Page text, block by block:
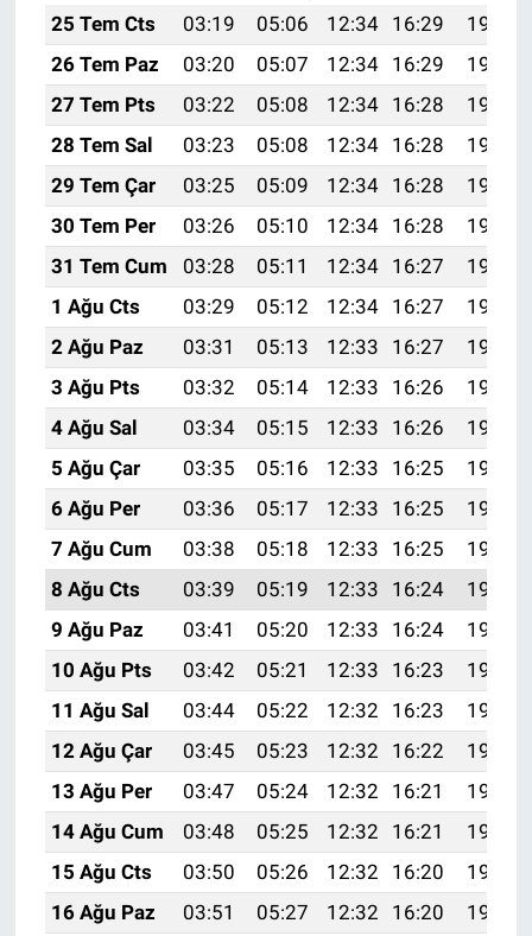
25 Tem Cts
03:19 05:06 12:34 16:29
19:52
26 Tem Paz
03:20 05:07 12:34 16:29
19:51
27 Tem Pts
03:22 05:08 12:34 16:28
19:50
28 Tem Sal
03:23 05:08 12:34 16:28
19:49
29 Tem Çar
03:25 05:09 12:34 16:28
19:48
30 Tem Per
03:26 05:10 12:34 16:28
19:47
31 Tem Cum
03:28 05:11 12:34 16:27
19:46
1 Ağu Cts
03:29 05:12 12:34 16:27
19:45
2 Ağu Paz
03:31 05:13 12:33 16:27
19:44
3 Ağu Pts
03:32 05:14 12:33 16:26
19:43
4 Ağu Sal
03:34 05:15 12:33 16:26
19:42
5 Ağu Çar
03:35 05:16 12:33 16:25
19:41
6 Ağu Per
03:36 05:17 12:33 16:25
19:39
7 Ağu Cum
03:38 05:18 12:33 16:25
19:38
8 Ağu Cts
03:39 05:19 12:33 16:24
19:37
9 Ağu Paz
03:41 05:20 12:33 16:24
19:36
10 Ağu Pts
03:42 05:21 12:33 16:23
19:34
11 Ağu Sal
03:44 05:22 12:32 16:23
19:33
12 Ağu Çar
03:45 05:23 12:32 16:22
19:32
13 Ağu Per
03:47 05:24 12:32 16:21
19:31
14 Ağu Cum
03:48 05:25 12:32 16:21
19:29
15 Ağu Cts
03:50 05:26 12:32 16:20
19:28
16 Ağu Paz
03:51 05:27 12:32 16:20
19:27